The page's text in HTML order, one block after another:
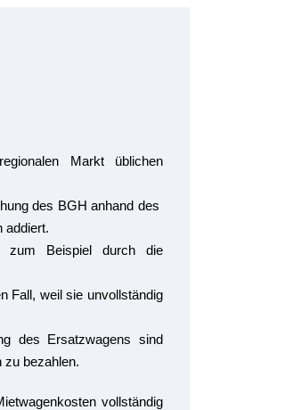
Markt üblichen
des BGH anhand des
addiert.
zum Beispiel durch die
Fall, weil sie unvollständig
des Ersatzwagens sind
zu bezahlen.
vollständig